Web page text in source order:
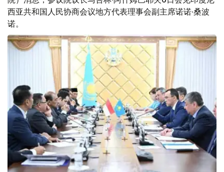
西亚共和国人民协商会议地方代表理事会副主席诺诺·桑波
诺。